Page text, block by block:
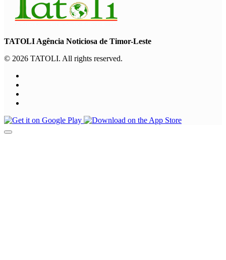
TATOLI Agência Noticiosa de Timor-Leste
© 2026 TATOLI. All rights reserved.